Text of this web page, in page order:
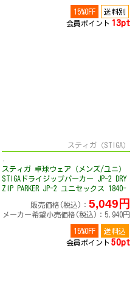
15%OFF
送料別
会員ポイント 13pt
スティガ（STIGA）
スティガ 卓球ウェア（メンズ/ユニ）
STIGAドライジップパーカー JP-2 DRY
ZIP PARKER JP-2 ユニセックス 1840-
販売価格(税込)： 5,049円
メーカー希望小売価格(税込)：5,940円
15%OFF
送料込
会員ポイント 50pt